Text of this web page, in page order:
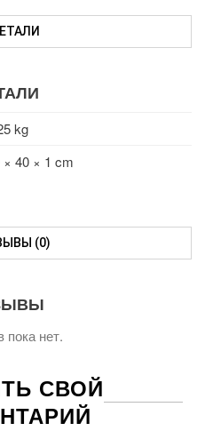
kg
× 40 × 1 cm
(0)
пока нет.
СВОЙ